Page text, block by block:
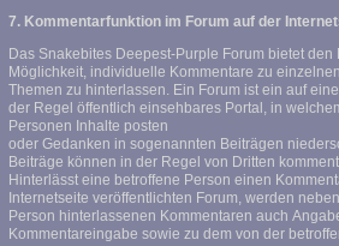
7. Kommentarfunktion im Forum auf der
Das Snakebites Deepest-Purple Forum bietet den
Möglichkeit, individuelle Kommentare zu
Themen zu hinterlassen. Ein Forum ist ein auf
der Regel öffentlich einsehbares Portal, in
Personen Inhalte posten
oder Gedanken in sogenannten Beiträgen
Beiträge können in der Regel von Dritten
Hinterlässt eine betroffene Person einen
Internetseite veröffentlichten Forum, werden
Person hinterlassenen Kommentaren auch
Kommentareingabe sowie zu dem von der